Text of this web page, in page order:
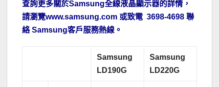
查詢更多關於Samsung全線液晶顯示器的詳情，
請瀏覽www.samsung.com 或致電 3698-4698 聯
絡 Samsung客戶服務熱線。
Samsung
LD190G
Samsung
LD220G